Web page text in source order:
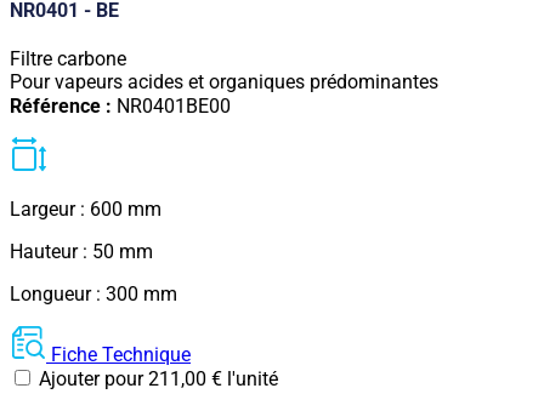
NR0401 - BE
Filtre carbone
Pour vapeurs acides et organiques prédominantes
Référence : NR0401BE00
Largeur : 600 mm
Hauteur : 50 mm
Longueur : 300 mm
Fiche Technique
Ajouter pour211,00 € l'unité